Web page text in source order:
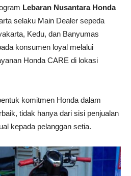
Lebaran Nusantara Honda
selaku Main Dealer sepeda
Kedu, dan Banyumas
konsumen loyal melalui
Honda CARE di lokasi
komitmen Honda dalam
tidak hanya dari sisi penjualan
kepada pelanggan setia.